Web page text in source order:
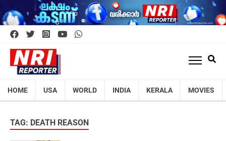
HOME USA WORLD INDIA KERALA MOVIES
TAG: DEATH REASON